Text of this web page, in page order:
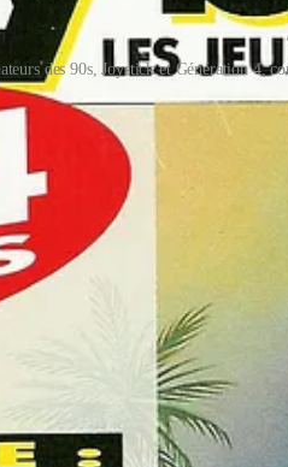
des 90s, Joystick et Génération 4,
des magazines papier de
celle de ,
90.
d’
puzzle ou une réaction méta,
hausser les sourcils de Fred